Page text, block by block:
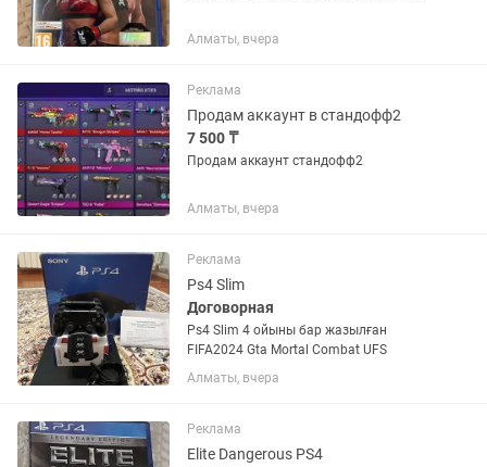
Алматы, вчера
Реклама
Продам аккаунт в стандофф2
7 500 ₸
Продам аккаунт стандофф2
Алматы, вчера
Реклама
Ps4 Slim
Договорная
Ps4 Slim 4 ойыны бар жазылған
FIFA2024 Gta Mortal Combat UFS
Алматы, вчера
Реклама
Elite Dangerous PS4